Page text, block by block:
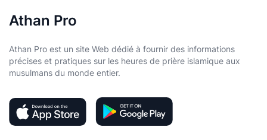
Athan Pro
Athan Pro est un site Web dédié à fournir des informations
précises et pratiques sur les heures de prière islamique aux
musulmans du monde entier.